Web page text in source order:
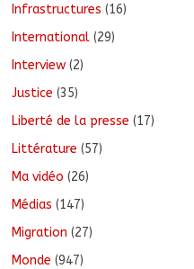
Infrastructures (16)
International (29)
Interview (2)
Justice (35)
Liberté de la presse (17)
Littérature (57)
Ma vidéo (26)
Médias (147)
Migration (27)
Monde (947)